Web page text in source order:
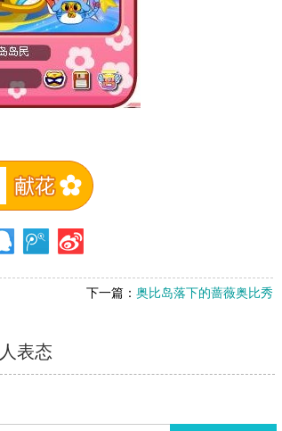
下一篇： 奥比岛落下的蔷薇奥比秀
人表态